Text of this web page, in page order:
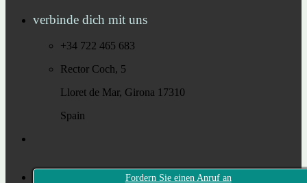
verbinde dich mit uns
+34 722 465 683
Rector Coch, 5
Lloret de Mar, Girona 17310
Spain
Fordern Sie einen Anruf an